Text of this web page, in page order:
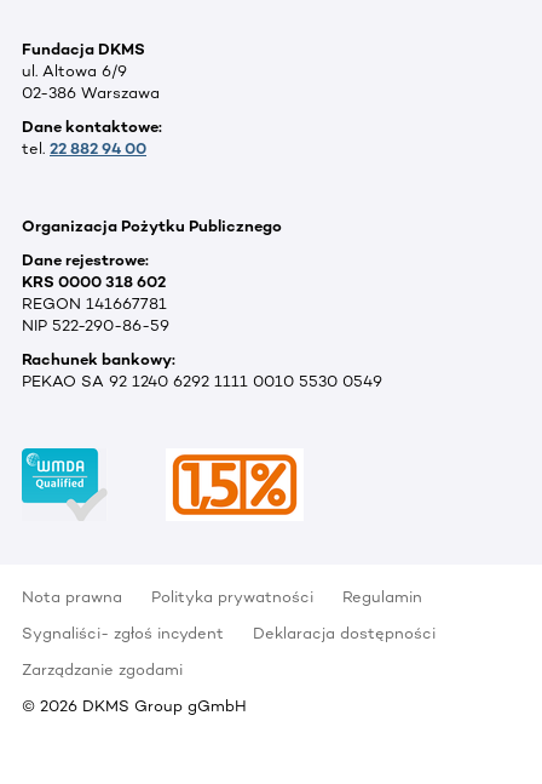
Fundacja DKMS
ul. Altowa 6/9
02-386 Warszawa
Dane kontaktowe:
tel. 22 882 94 00
Organizacja Pożytku Publicznego
Dane rejestrowe:
KRS 0000 318 602
REGON 141667781
NIP 522-290-86-59
Rachunek bankowy:
PEKAO SA 92 1240 6292 1111 0010 5530 0549
Nota prawna Polityka prywatności
Regulamin
Sygnaliści- zgłoś incydent
Deklaracja dostępności
Zarządzanie zgodami
© 2026 DKMS Group gGmbH